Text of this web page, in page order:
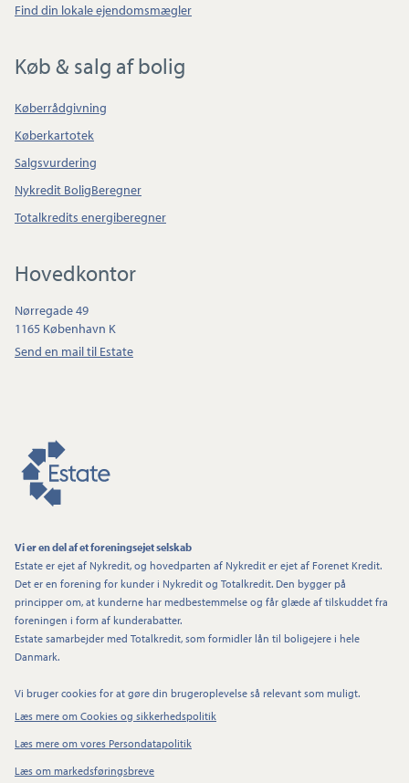
Find din lokale ejendomsmægler
Køb & salg af bolig
Køberrådgivning
Køberkartotek
Salgsvurdering
Nykredit BoligBeregner
Totalkredits energiberegner
Hovedkontor
Nørregade 49
1165 København K
Send en mail til Estate
Vi er en del af et foreningsejet selskab
Estate er ejet af Nykredit, og hovedparten af Nykredit er ejet af Forenet Kredit.
Det er en forening for kunder i Nykredit og Totalkredit. Den bygger på
principper om, at kunderne har medbestemmelse og får glæde af tilskuddet fra
foreningen i form af kunderabatter.
Estate samarbejder med Totalkredit, som formidler lån til boligejere i hele
Danmark.
Vi bruger cookies for at gøre din brugeroplevelse så relevant som muligt.
Læs mere om Cookies og sikkerhedspolitik
Læs mere om vores Persondatapolitik
Læs om markedsføringsbreve